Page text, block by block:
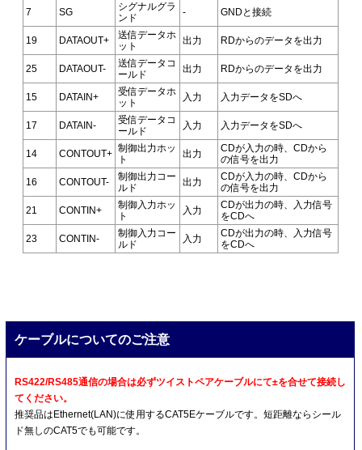
7
SG
シグナルグラ
ンド
- GNDと接続
19 DATAOUT+
送信データホ
ット
出力 RDからのデータを出力
25 DATAOUT-
送信データコ
ールド
出力 RDからのデータを出力
15 DATAIN+
受信データホ
ット
入力 入力データをSDへ
17 DATAIN-
受信データコ
ールド
入力 入力データをSDへ
14 CONTOUT+ 制御出力ホッ
ト
出力
CDが入力の時、CDから
の信号を出力
16
CONTOUT-
制御出力コー
ルド
出力
CDが入力の時、CDから
の信号を出力
21
CONTIN+
制御入力ホッ
ト
入力
CDが出力の時、入力信号
をCDへ
23
CONTIN-
制御入力コー
ルド
入力
CDが出力の時、入力信号
をCDへ
ケーブルについてのご注意
RS422/RS485通信の場合は必ずツイストペアケーブルにて±を合せて接続し
てください。
推奨品はEthernet(LAN)に使用するCAT5Eケーブルです。短距離ならシール
ド無しのCAT5でも可能です。